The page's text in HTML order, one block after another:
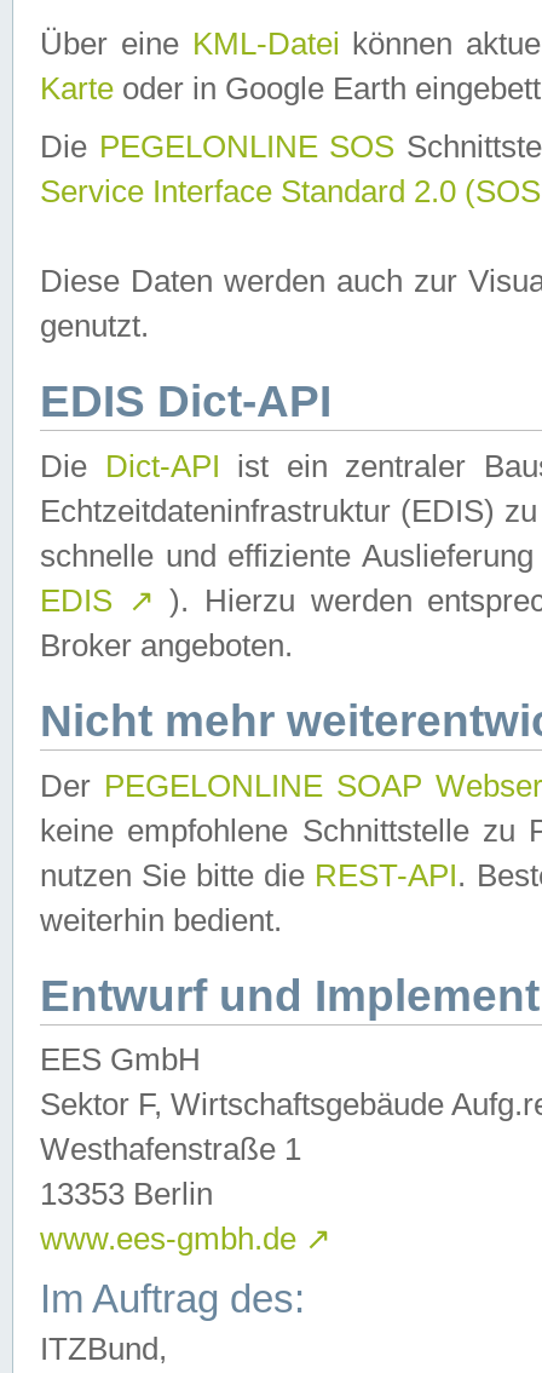
Über eine KML-Datei können
Karte oder in Google Earth
Die PEGELONLINE SOS
Service Interface Standard 2.0
Diese Daten werden auch zur
genutzt.
EDIS Dict-API
Die Dict-API ist ein zentraler
Echtzeitdateninfrastruktur (EDIS)
schnelle und effiziente
EDIS ↗ ). Hierzu werden
Broker angeboten.
Nicht mehr
Der PEGELONLINE SOAP
keine empfohlene Schnittstelle zu
nutzen Sie bitte die REST-API.
weiterhin bedient.
Entwurf und
EES GmbH
Sektor F, Wirtschaftsgebäude
Westhafenstraße 1
13353 Berlin
www.ees-gmbh.de ↗
Im Auftrag des:
ITZBund,